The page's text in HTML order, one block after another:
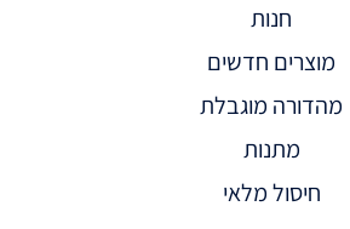
חנות
מוצרים חדשים
מהדורה מוגבלת
מתנות
חיסול מלאי